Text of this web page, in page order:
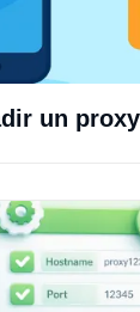
un